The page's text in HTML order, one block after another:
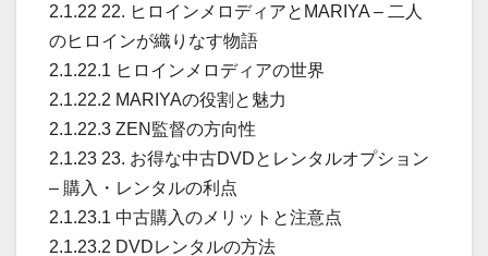
2.1.22 22. ヒロインメロディアとMARIYA – 二人
のヒロインが織りなす物語
2.1.22.1 ヒロインメロディアの世界
2.1.22.2 MARIYAの役割と魅力
2.1.22.3 ZEN監督の方向性
2.1.23 23. お得な中古DVDとレンタルオプション
– 購入・レンタルの利点
2.1.23.1 中古購入のメリットと注意点
2.1.23.2 DVDレンタルの方法